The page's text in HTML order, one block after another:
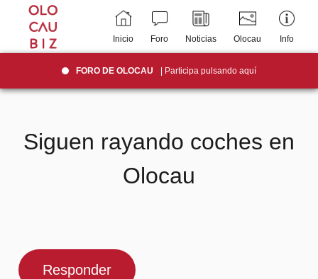
Inicio Foro Noticias Olocau Info
FORO DE OLOCAU | Participa pulsando aquí
Siguen rayando coches en
Olocau
Responder